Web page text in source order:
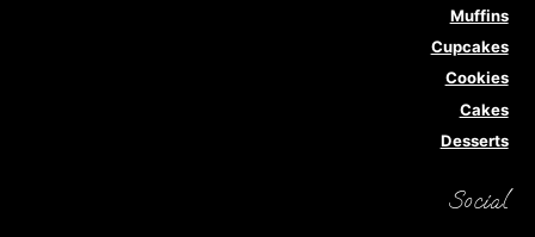
Muffins
Cupcakes
Cookies
Cakes
Desserts
Social